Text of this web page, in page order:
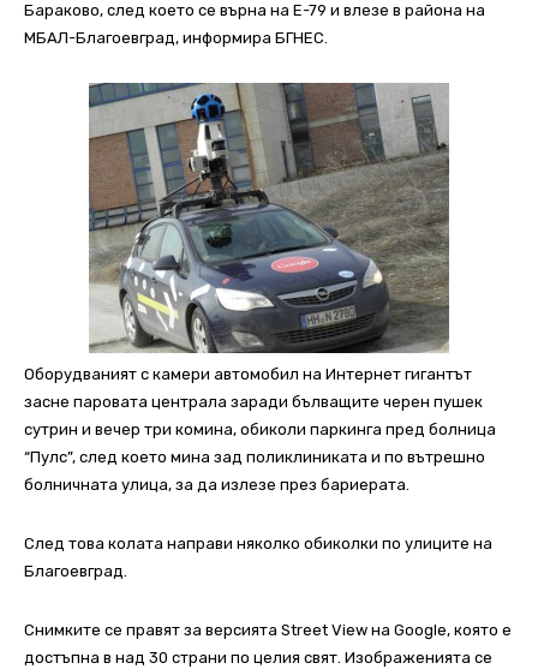
Бараково, след което се върна на Е-79 и влезе в района на
МБАЛ-Благоевград, информира БГНЕС.
Оборудваният с камери автомобил на Интернет гигантът
засне паровата централа заради бълващите черен пушек
сутрин и вечер три комина, обиколи паркинга пред болница
“Пулс”, след което мина зад поликлиниката и по вътрешно
болничната улица, за да излезе през бариерата.
След това колата направи няколко обиколки по улиците на
Благоевград.
Снимките се правят за версията Street View на Google, която е
достъпна в над 30 страни по целия свят. Изображенията се